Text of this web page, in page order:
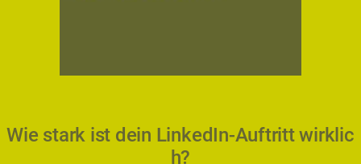
Wie stark ist dein LinkedIn-Auftritt wirklic
h?